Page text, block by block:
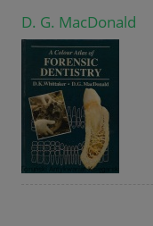
D. G. MacDonald